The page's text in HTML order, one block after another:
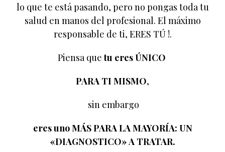
lo que te está pasando, pero no pongas toda tu
salud en manos del profesional. El máximo
responsable de ti, ERES TÚ !.
Piensa quetu eres ÚNICO
PARA TI MISMO,
sin embargo
eres uno MÁS PARA LA MAYORÍA: UN
«DIAGNOSTICO» A TRATAR.